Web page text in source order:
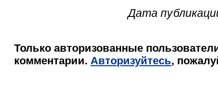
Дата
Только авторизованные
комментарии.Авторизуйтесь,